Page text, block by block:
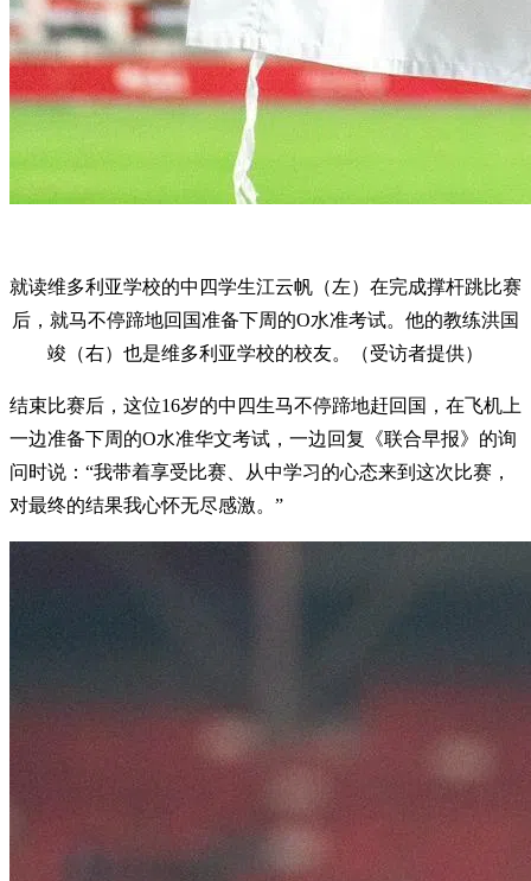
就读维多利亚学校的中四学生江云帆（左）在完成撑杆跳比赛
后，就马不停蹄地回国准备下周的O水准考试。他的教练洪国
竣（右）也是维多利亚学校的校友。（受访者提供）
结束比赛后，这位16岁的中四生马不停蹄地赶回国，在飞机上
一边准备下周的O水准华文考试，一边回复《联合早报》的询
问时说：“我带着享受比赛、从中学习的心态来到这次比赛，
对最终的结果我心怀无尽感激。”